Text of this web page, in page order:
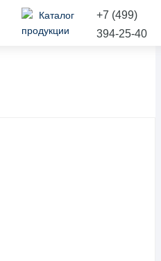
Каталог
продукции
+7 (499)
394-25-40